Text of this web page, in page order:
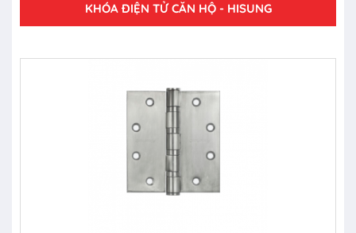
KHÓA ĐIỆN TỬ CĂN HỘ - HISUNG